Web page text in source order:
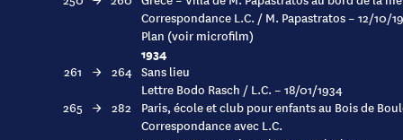
Correspondance L.C. / M. Papastratos – 12/10/
Plan (voir microfilm)
1934
261 → 264 Sans lieu
Lettre Bodo Rasch / L.C. – 18/01/1934
265 → 282 Paris, école et club pour enfants au Bois de
Correspondance avec L.C.